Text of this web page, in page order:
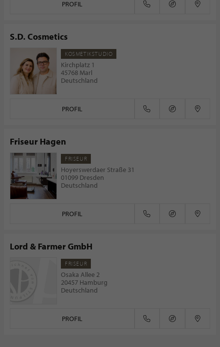
PROFIL
S.D. Cosmetics
KOSMETIKSTUDIO
Kirchplatz 1
45768 Marl
Deutschland
PROFIL
Friseur Hagen
FRISEUR
Hoyerswerdaer Straße 31
01099 Dresden
Deutschland
PROFIL
Lord & Farmer GmbH
FRISEUR
Osaka Allee 2
20457 Hamburg
Deutschland
PROFIL